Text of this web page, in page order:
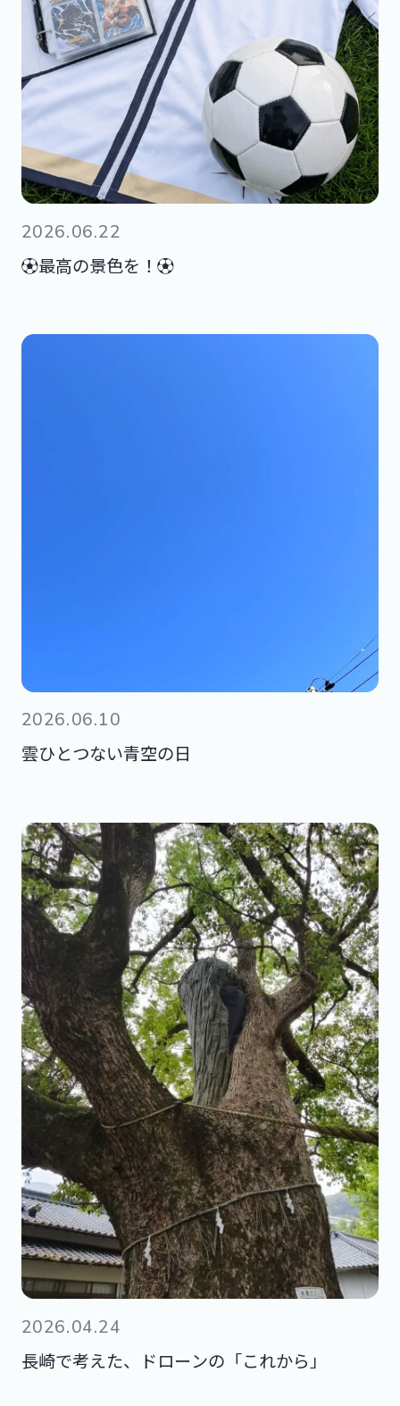
2026.06.22
⚽最高の景色を！⚽
2026.06.10
雲ひとつない青空の日
2026.04.24
長崎で考えた、ドローンの「これから」